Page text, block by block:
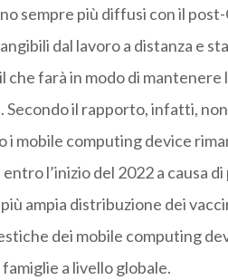
sempre più diffusi con il
dal lavoro a distanza e
farà in modo di mantenere
il rapporto, infatti,
i mobile computing device
l’inizio del 2022 a causa
ampia distribuzione dei
dei mobile computing
a livello globale.